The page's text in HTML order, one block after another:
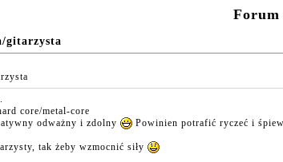
Forum
gitarzysta
core/metal-core
odważny i zdolny
Powinien potrafić ryczeć i
tak żeby wzmocnić siły